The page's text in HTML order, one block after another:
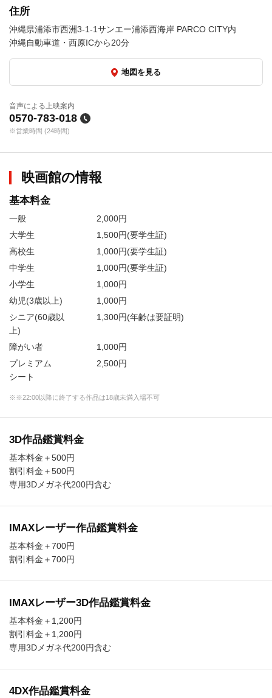
住所
沖縄県浦添市西洲3-1-1サンエー浦添西海岸 PARCO CITY内
沖縄自動車道・西原ICから20分
地図を見る
音声による上映案内
0570-783-018
※営業時間 (24時間)
映画館の情報
基本料金
一般
2,000円
大学生
1,500円(要学生証)
高校生
1,000円(要学生証)
中学生
1,000円(要学生証)
小学生
1,000円
幼児(3歳以上)
1,000円
シニア(60歳以
上)
1,300円(年齢は要証明)
障がい者
1,000円
プレミアム
シート
2,500円
※※22:00以降に終了する作品は18歳未満入場不可
3D作品鑑賞料金
基本料金＋500円
割引料金＋500円
専用3Dメガネ代200円含む
IMAXレーザー作品鑑賞料金
基本料金＋700円
割引料金＋700円
IMAXレーザー3D作品鑑賞料金
基本料金＋1,200円
割引料金＋1,200円
専用3Dメガネ代200円含む
4DX作品鑑賞料金